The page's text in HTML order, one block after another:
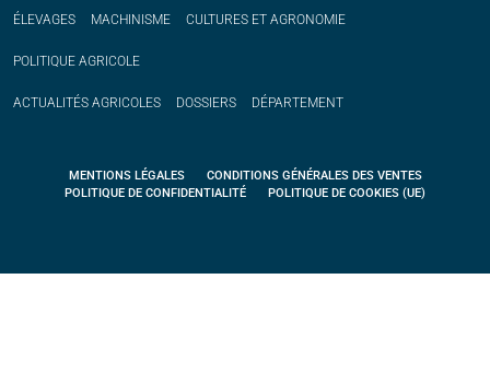
ÉLEVAGES MACHINISME CULTURES ET AGRONOMIE
POLITIQUE AGRICOLE
ACTUALITÉS AGRICOLES DOSSIERS DÉPARTEMENT
MENTIONS LÉGALES
CONDITIONS GÉNÉRALES DES VENTES
POLITIQUE DE CONFIDENTIALITÉ
POLITIQUE DE COOKIES (UE)